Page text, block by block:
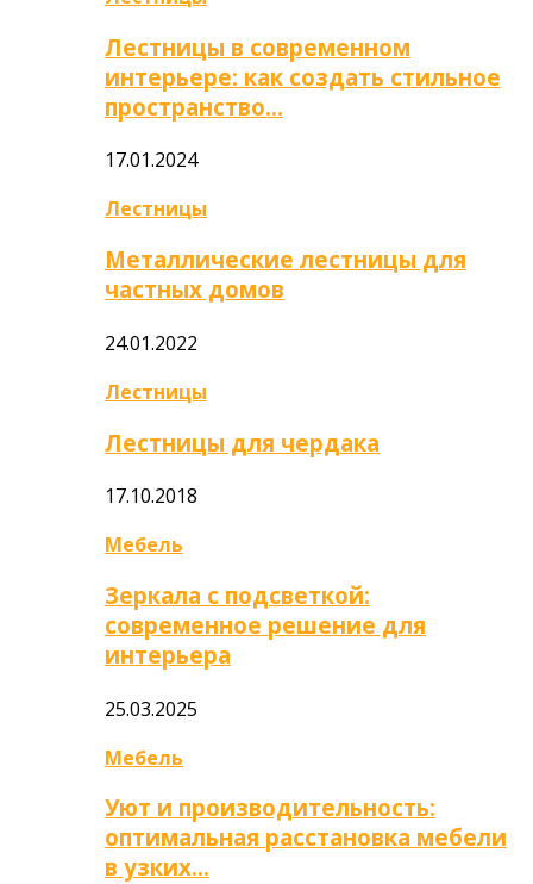
Лестницы в современном
интерьере: как создать стильное
пространство…
17.01.2024
Лестницы
Металлические лестницы для
частных домов
24.01.2022
Лестницы
Лестницы для чердака
17.10.2018
Мебель
Зеркала с подсветкой:
современное решение для
интерьера
25.03.2025
Мебель
Уют и производительность:
оптимальная расстановка мебели
в узких…